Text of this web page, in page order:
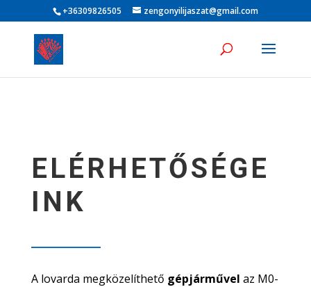
+36309826505 zengonyilijaszat@gmail.com
ELÉRHETŐSÉGE
INK
A lovarda megközelíthető gépjárművel az M0-